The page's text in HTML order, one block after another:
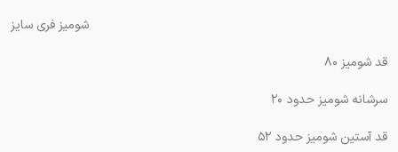
شومیز فری سایز
قد شومیز ۸۰
سرشانه شومیز حدود ۲۰
قد آستین شومیز حدود ۵۲